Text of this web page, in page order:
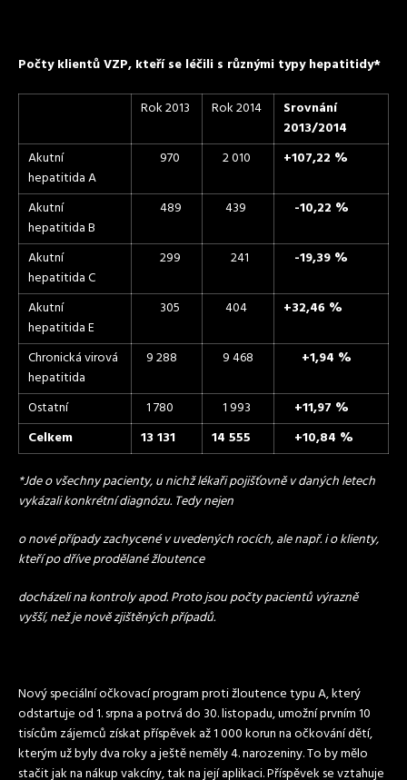
Počty klientů VZP, kteří se léčili s různými typy hepatitidy*
Rok 2013 Rok 2014
Srovnání
2013/2014
Akutní
hepatitida A
970 2 010 +107,22 %
Akutní
hepatitida B
489 439 -10,22 %
Akutní
hepatitida C
299 241 -19,39 %
Akutní
hepatitida E
305 404 +32,46 %
Chronická virová
hepatitida
9 288 9 468 +1,94 %
Ostatní 1 780 1 993
+11,97 %
Celkem
13 131 14 555 +10,84 %
*Jde o všechny pacienty, u nichž lékaři pojišťovně v daných letech
vykázali konkrétní diagnózu. Tedy nejen
o nové případy zachycené v uvedených rocích, ale např. i o klienty,
kteří po dříve prodělané žloutence
docházeli na kontroly apod. Proto jsou počty pacientů výrazně
vyšší, než je nově zjištěných případů.
Nový speciální očkovací program proti žloutence typu A, který
odstartuje od 1. srpna a potrvá do 30. listopadu, umožní prvním 10
tisícům zájemců získat příspěvek až 1 000 korun na očkování dětí,
kterým už byly dva roky a ještě neměly 4. narozeniny. To by mělo
stačit jak na nákup vakcíny, tak na její aplikaci. Příspěvek se vztahuje